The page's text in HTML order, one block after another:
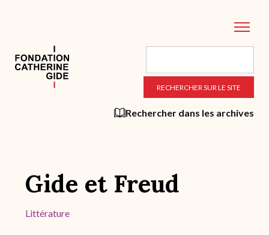
principal
Rechercher dans les archives
Gide et Freud
Littérature